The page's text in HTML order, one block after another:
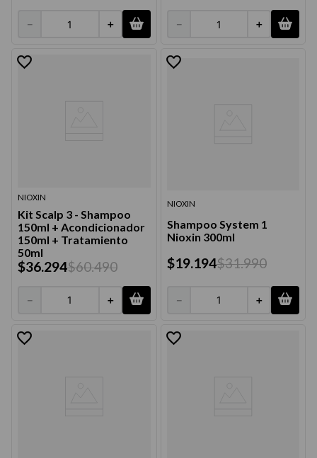
＋
－ ＋
－
NIOXIN
Kit Scalp 3 - Shampoo
150ml + Acondicionador
150ml + Tratamiento
50ml
$36.294$60.490
＋
－
NIOXIN
Shampoo System 1
Nioxin 300ml
$19.194$31.990
＋
－